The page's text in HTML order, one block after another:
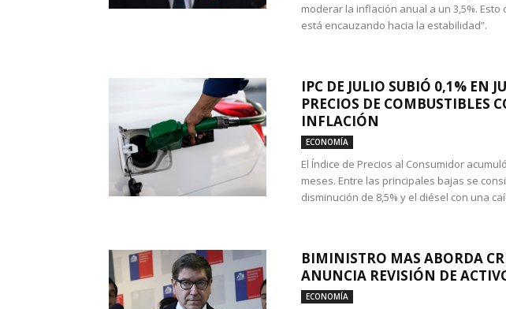
moderar la inflación anual a un 3,5%.
está encauzando hacia la estabilidad”.
IPC DE JULIO SUBIÓ 0,1% EN
PRECIOS DE COMBUSTIBLES
INFLACIÓN
ECONOMÍA
El Índice de Precios al Consumidor
meses. Entre las principales bajas se
disminución de 8,5% y el diésel con una
BIMINISTRO MAS ABORDA
ANUNCIA REVISIÓN DE
ECONOMÍA